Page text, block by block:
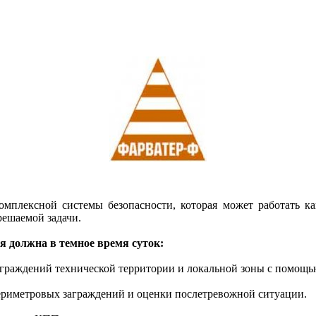
системы безопасности, которая может
задачи.
должна в темное время суток:
технической территории и локальной зоны с
заграждений и оценки послетревожной ситуации.